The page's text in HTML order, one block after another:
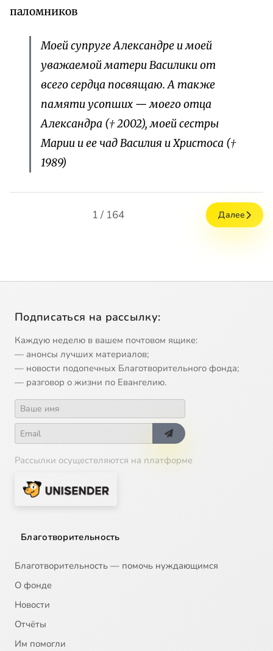
паломников
Моей супруге Александре и моей
уважаемой матери Василики от
всего сердца посвящаю. А также
памяти усопших — моего отца
Александра († 2002), моей сестры
Марии и ее чад Василия и Христоса (†
1989)
1 / 164 Далее
Подписаться на рассылку:
Каждую неделю в вашем почтовом ящике:
— анонсы лучших материалов;
— новости подопечных Благотворительного фонда;
— разговор о жизни по Евангелию.
Рассылки осуществляются на платформе
Благотворительность
Благотворительность — помочь нуждающимся
О фонде
Новости
Отчёты
Им помогли